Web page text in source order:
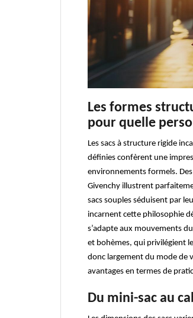
Les formes
pour quelle
Les sacs à structure rigide
définies confèrent une
environnements formels.
Givenchy illustrent
sacs souples séduisent par
incarnent cette philosophie
s’adapte aux mouvements
et bohèmes, qui privilégient
donc largement du mode de
avantages en termes de
Du mini-sac au